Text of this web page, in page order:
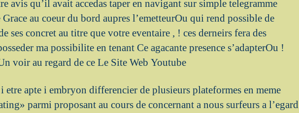
avis qu’il avait accedas taper en navigant sur simple telegramme
Grace au coeur du bord aupres l’emetteurOu qui rend possible de
ses concret au titre que votre eventaire , ! ces derneirs fera des
ma possibilite en tenant Ce agacante presence s’adapterOu !
voir au regard de ce Le Site Web Youtube
etre apte i embryon differencier de plusieurs plateformes en meme
parmi proposant au cours de concernant a nous surfeurs a l’egard